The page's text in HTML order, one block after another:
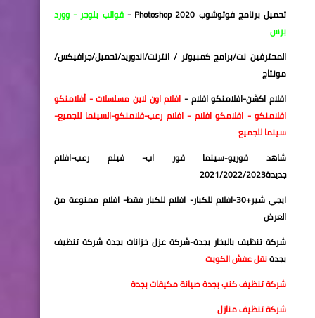
تحميل برنامج فوتوشوب 2020 Photoshop
-قوالب بلوجر- وورد
برس
المحترفين نت/برامج كمبيوتر / انترنت/اندوريد/تحميل/جرافيكس/
مونتاج
افلام اكشن-افلامنكو افلام - افلام اون لاين مسلسلات- أفلامنكو
افلامنكو- افلامكو افلام -افلام رعب-فلامنكو-السينما للجميع-
سينما للجميع
شاهد فوريو-سينما فور اب-فيلم رعب-افلام
جديدة2021/2022/2023
ايجي شير+30
-افلام للكبار- افلام للكبار فقط-افلام ممنوعة من
العرض
شركة تنظيف بالبخار بجدة-شركة عزل خزانات بجدة شركة تنظيف
بجدةنقل عفش الكويت
شركة تنظيف كنب بجدةصيانة مكيفات بجدة
شركة تنظيف منازل